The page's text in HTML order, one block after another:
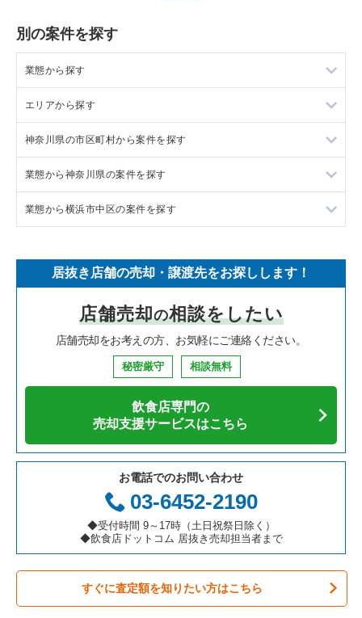
別の案件を探す
業態から探す
ラーメンの居抜き売却物件の案件一覧
フランス料理の居抜き売却物件の案件一覧
イタリア料理の居抜き売却物件の案件一覧
中華の居抜き売却物件の案件一覧
寿司の居抜き売却物件の案件一覧
焼肉の居抜き売却物件の案件一覧
鉄板焼き・お好み焼の居抜き売却物件の案件一覧
カフェの居抜き売却物件の案件一覧
テイクアウトの居抜き売却物件の案件一覧
お弁当・惣菜・デリの居抜き売却物件の案件一覧
カラオケ・パブ・スナックの居抜き売却物件の案件一覧
バーの居抜き売却物件の案件一覧
居酒屋・ダイニングバーの居抜き売却物件の案件一覧
エリアから探す
東京23区の飲食店の居抜き売却物件の案件一覧
東京都下の飲食店の居抜き売却物件の案件一覧
千葉県の飲食店の居抜き売却物件の案件一覧
神奈川県の飲食店の居抜き売却物件の案件一覧
大阪府の飲食店の居抜き売却物件の案件一覧
兵庫県の飲食店の居抜き売却物件の案件一覧
愛知県の飲食店の居抜き売却物件の案件一覧
岐阜県の飲食店の居抜き売却物件の案件一覧
三重県の飲食店の居抜き売却物件の案件一覧
神奈川県の市区町村から案件を探す
大和市の飲食店の居抜き売却物件の案件一覧
鎌倉市の飲食店の居抜き売却物件の案件一覧
川崎市高津区の飲食店の居抜き売却物件の案件一覧
横浜市鶴見区の飲食店の居抜き売却物件の案件一覧
川崎市中原区の飲食店の居抜き売却物件の案件一覧
横浜市南区の飲食店の居抜き売却物件の案件一覧
横浜市港北区の飲食店の居抜き売却物件の案件一覧
横浜市神奈川区の飲食店の居抜き売却物件の案件一覧
横浜市都筑区の飲食店の居抜き売却物件の案件一覧
横浜市西区の飲食店の居抜き売却物件の案件一覧
川崎市宮前区の飲食店の居抜き売却物件の案件一覧
業態から神奈川県の案件を探す
神奈川県のラーメンの居抜き売却物件の案件一覧
神奈川県のイタリア料理の居抜き売却物件の案件一覧
神奈川県の中華の居抜き売却物件の案件一覧
神奈川県のそば・うどんの居抜き売却物件の案件一覧
神奈川県の焼肉の居抜き売却物件の案件一覧
神奈川県の鉄板焼き・お好み焼の居抜き売却物件の案件一覧
神奈川県のアジア料理の居抜き売却物件の案件一覧
神奈川県のカフェの居抜き売却物件の案件一覧
神奈川県のテイクアウトの居抜き売却物件の案件一覧
神奈川県のお弁当・惣菜・デリの居抜き売却物件の案件一覧
業態から横浜市中区の案件を探す
横浜市中区のフランス料理の居抜き売却物件の案件一覧
横浜市中区のイタリア料理の居抜き売却物件の案件一覧
横浜市中区の中華の居抜き売却物件の案件一覧
横浜市中区の焼肉の居抜き売却物件の案件一覧
横浜市中区の鉄板焼き・お好み焼の居抜き売却物件の案件一覧
横浜市中区のアジア料理の居抜き売却物件の案件一覧
横浜市中区のカフェの居抜き売却物件の案件一覧
横浜市中区のテイクアウトの居抜き売却物件の案件一覧
横浜市中区のカラオケ・パブ・スナックの居抜き売却物件の案
件一覧
居抜き店舗の売却・譲渡先をお探しします！
店舗売却の相談をしたい
店舗売却をお考えの方、お気軽にご連絡ください。
秘密厳守 相談無料
飲食店専門の
売却支援サービスはこちら
お電話でのお問い合わせ
03-6452-2190
◆受付時間 9～17時（土日祝祭日除く）
◆飲食店ドットコム 居抜き売却担当者まで
すぐに査定額を知りたい方はこちら